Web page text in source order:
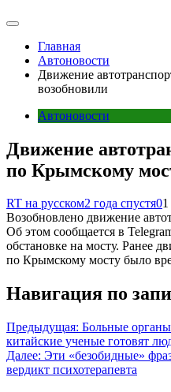
Главная
Автоновости
Движение
возобновили
Автоновости
Движение
по Крымскому
RT на русском2 года спустя0
Возобновлено движение
Об этом сообщается в
обстановке на мосту. Ранее
по Крымскому мосту было
Навигация по
Предыдущая: Больные
китайские ученые готовят
Далее: Эти «безобидные»
вердикт психотерапевта